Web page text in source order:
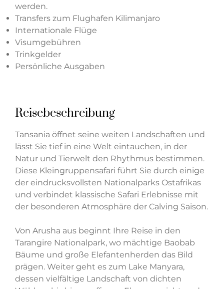
werden.
Transfers zum Flughafen Kilimanjaro
Internationale Flüge
Visumgebühren
Trinkgelder
Persönliche Ausgaben
Reisebeschreibung
Tansania öffnet seine weiten Landschaften und
lässt Sie tief in eine Welt eintauchen, in der
Natur und Tierwelt den Rhythmus bestimmen.
Diese Kleingruppensafari führt Sie durch einige
der eindrucksvollsten Nationalparks Ostafrikas
und verbindet klassische Safari Erlebnisse mit
der besonderen Atmosphäre der Calving Saison.
Von Arusha aus beginnt Ihre Reise in den
Tarangire Nationalpark, wo mächtige Baobab
Bäume und große Elefantenherden das Bild
prägen. Weiter geht es zum Lake Manyara,
dessen vielfältige Landschaft von dichten